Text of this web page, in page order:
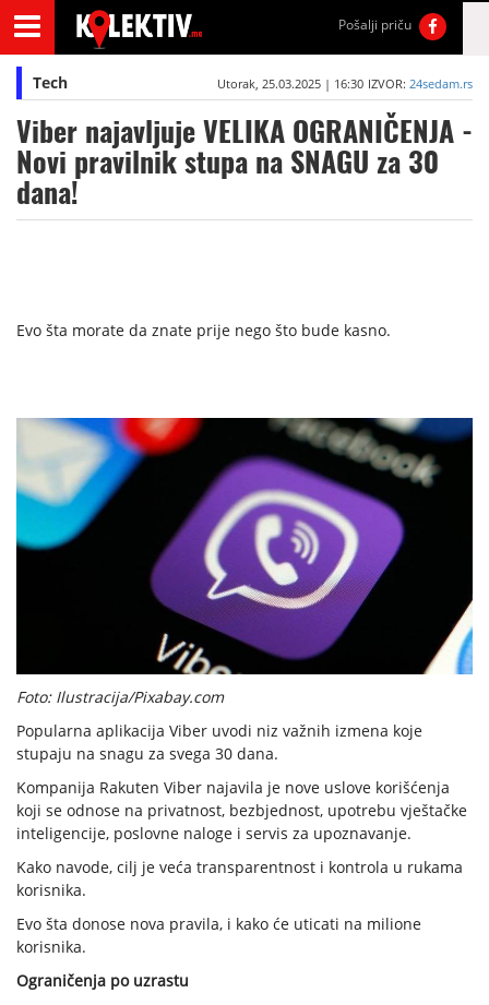
Pošalji priču
Tech Utorak, 25.03.2025 | 16:30 IZVOR: 24sedam.rs
Viber najavljuje VELIKA OGRANIČENJA -
Novi pravilnik stupa na SNAGU za 30
dana!
Evo šta morate da znate prije nego što bude kasno.
Foto: Ilustracija/Pixabay.com
Popularna aplikacija Viber uvodi niz važnih izmena koje
stupaju na snagu za svega 30 dana.
Kompanija Rakuten Viber najavila je nove uslove korišćenja
koji se odnose na privatnost, bezbjednost, upotrebu vještačke
inteligencije, poslovne naloge i servis za upoznavanje.
Kako navode, cilj je veća transparentnost i kontrola u rukama
korisnika.
Evo šta donose nova pravila, i kako će uticati na milione
korisnika.
Ograničenja po uzrastu